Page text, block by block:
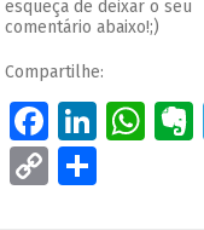
esqueça de deixar o seu
comentário abaixo!;)
Compartilhe:
Copy